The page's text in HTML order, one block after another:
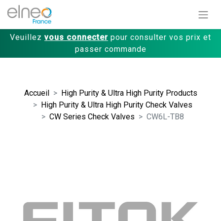
Veuillez vous connecter pour consulter vos prix et
passer commande
Accueil
High Purity & Ultra High Purity Products
High Purity & Ultra High Purity Check Valves
CW Series Check Valves
CW6L-TB8